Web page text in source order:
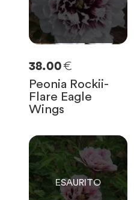
38.00€
Peonia Rockii-
Flare Eagle
Wings
0
SOLO0 RIMASTE